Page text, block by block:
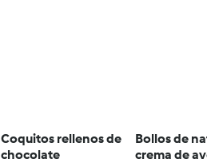
Coquitos rellenos de
chocolate
Bollos de
crema de